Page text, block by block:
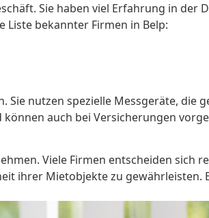
Sie haben viel Erfahrung in der
bekannter Firmen in Belp:
nutzen spezielle Messgeräte, die
auch bei Versicherungen
Viele Firmen entscheiden sich
ihrer Mietobjekte zu gewährleisten.